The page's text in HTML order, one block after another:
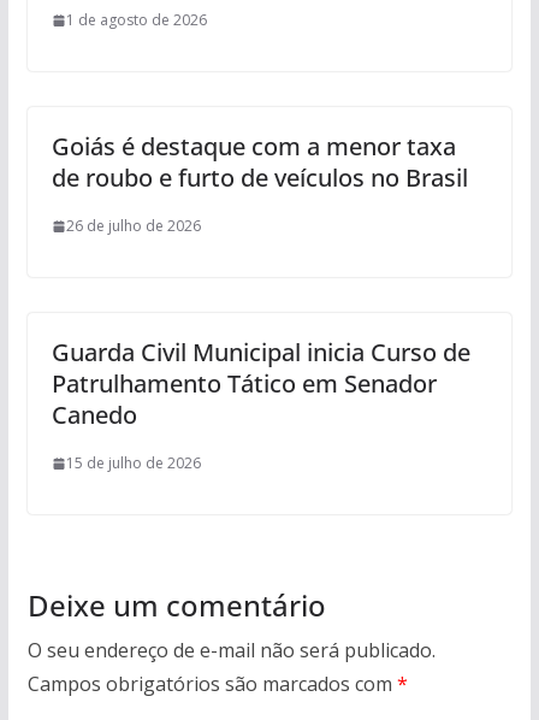
1 de agosto de 2026
Goiás é destaque com a menor taxa
de roubo e furto de veículos no Brasil
26 de julho de 2026
Guarda Civil Municipal inicia Curso de
Patrulhamento Tático em Senador
Canedo
15 de julho de 2026
Deixe um comentário
O seu endereço de e-mail não será publicado.
Campos obrigatórios são marcados com *